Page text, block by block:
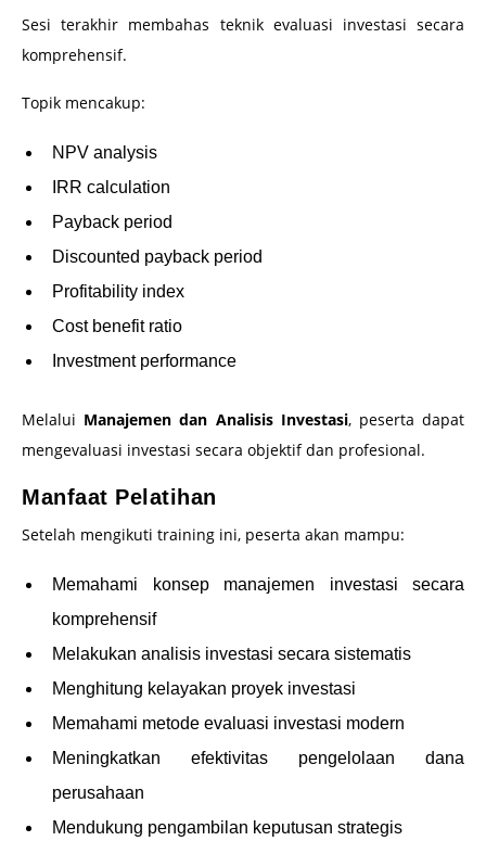
Sesi terakhir membahas teknik evaluasi investasi secara
komprehensif.
Topik mencakup:
NPV analysis
IRR calculation
Payback period
Discounted payback period
Profitability index
Cost benefit ratio
Investment performance
Melalui Manajemen dan Analisis Investasi, peserta dapat
mengevaluasi investasi secara objektif dan profesional.
Manfaat Pelatihan
Setelah mengikuti training ini, peserta akan mampu:
Memahami konsep manajemen investasi secara
komprehensif
Melakukan analisis investasi secara sistematis
Menghitung kelayakan proyek investasi
Memahami metode evaluasi investasi modern
Meningkatkan efektivitas pengelolaan dana
perusahaan
Mendukung pengambilan keputusan strategis